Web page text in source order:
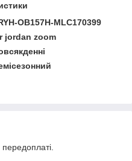
OB157H-MLC170399
jordan zoom
передоплаті.